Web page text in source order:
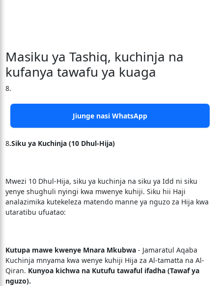
Masiku ya Tashiq, kuchinja na
kufanya tawafu ya kuaga
8.
Jiunge nasi WhatsApp
8.Siku ya Kuchinja (10 Dhul-Hija)
Mwezi 10 Dhul-Hija, siku ya kuchinja na siku ya Idd ni siku
yenye shughuli nyingi kwa mwenye kuhiji. Siku hii Haji
analazimika kutekeleza matendo manne ya nguzo za Hija kwa
utaratibu ufuatao:
Kutupa mawe kwenye Mnara Mkubwa- Jamaratul Aqaba
Kuchinja mnyama kwa wenye kuhiji Hija za Al-tamatta na Al-
Qiran. Kunyoa kichwa na Kutufu tawaful ifadha (Tawaf ya
nguzo).